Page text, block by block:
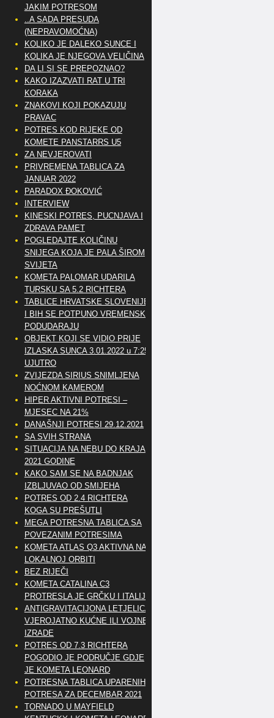
JAKIM POTRESOM
..A SADA PRESUDA
(NEPRAVOMOĆNA)
KOLIKO JE DALEKO SUNCE I
KOLIKA JE NJEGOVA VELIČINA
DA LI SI SE PREPOZNAO?
KAKO IZAZVATI RAT U TRI
KORAKA
ZNAKOVI KOJI POKAZUJU
PRAVAC
POTRES KOD RIJEKE OD
KOMETE PANSTARRS U5
ZA NEVJEROVATI
PRIVREMENA TABLICA ZA
JANUAR 2022
PARADOX ĐOKOVIĆ
INTERVIEW
KINESKI POTRES, PUCNJAVA I
ZDRAVA PAMET
POGLEDAJTE KOLIČINU
SNIJEGA KOJA JE PALA ŠIROM
SVIJETA
KOMETA PALOMAR UDARILA
TURSKU SA 5.2 RICHTERA
TABLICE HRVATSKE SLOVENIJE
I BIH SE POTPUNO VREMENSKI
PODUDARAJU
OBJEKT KOJI SE VIDIO PRIJE
IZLASKA SUNCA 3.01.2022 u 7:25
UJUTRO
ZVIJEZDA SIRIUS SNIMLJENA
NOĆNOM KAMEROM
HIPER AKTIVNI POTRESI –
MJESEC NA 21%
DANAŠNJI POTRESI 29.12.2021
SA SVIH STRANA
SITUACIJA NA NEBU DO KRAJA
2021 GODINE
KAKO SAM SE NA BADNJAK
IZBLJUVAO OD SMIJEHA
POTRES OD 2.4 RICHTERA
KOGA SU PREŠUTLI
MEGA POTRESNA TABLICA SA
POVEZANIM POTRESIMA
KOMETA ATLAS Q3 AKTIVNA NA
LOKALNOJ ORBITI
BEZ RIJEČI
KOMETA CATALINA C3
PROTRESLA JE GRČKU I ITALIJU
ANTIGRAVITACIJONA LETJELICA
VJEROJATNO KUĆNE ILI VOJNE
IZRADE
POTRES OD 7.3 RICHTERA
POGODIO JE PODRUČJE GDJE
JE KOMETA LEONARD
POTRESNA TABLICA UPARENIH
POTRESA ZA DECEMBAR 2021
TORNADO U MAYFIELD